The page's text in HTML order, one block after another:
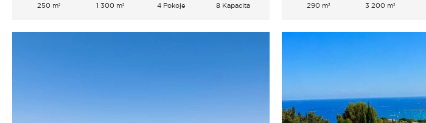
250 m² 1 300 m² 4 Pokoje 8 Kapacita 290 m² 3 200 m²